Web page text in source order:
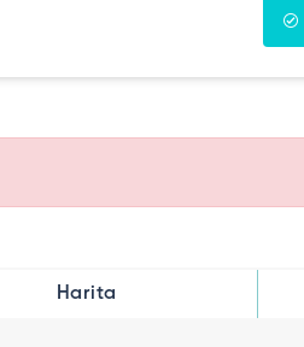
Harita